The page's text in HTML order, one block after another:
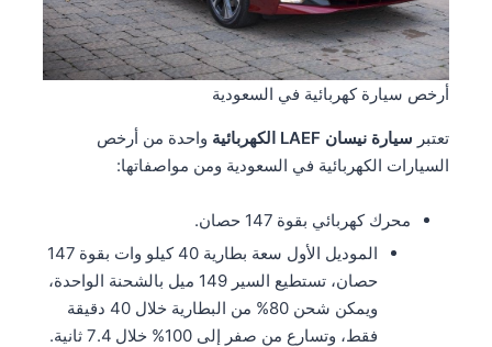
أرخص سيارة كهربائية في السعودية
تعتبر سيارة نيسان LAEF الكهربائية
واحدة من أرخص
السيارات الكهربائية في السعودية ومن مواصفاتها:
محرك كهربائي بقوة 147 حصان.
الموديل الأول سعة بطارية 40 كيلو وات بقوة 147
حصان، تستطيع السير 149 ميل بالشحنة الواحدة،
ويمكن شحن 80% من البطارية خلال 40 دقيقة
فقط، وتسارع من صفر إلى 100% خلال 7.4 ثانية.